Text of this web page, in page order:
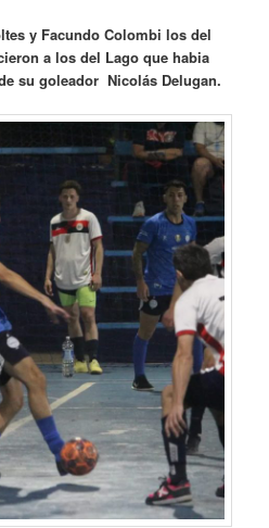
y Facundo Colombi los del
a los del Lago que habia
su goleador Nicolás Delugan.